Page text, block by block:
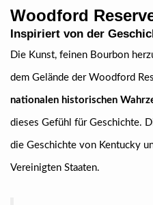
Woodford
Inspiriert von der
Die Kunst, feinen Bourbon
dem Gelände der Woodford
nationalen historischen
dieses Gefühl für Geschichte.
die Geschichte von Kentucky
Vereinigten Staaten.